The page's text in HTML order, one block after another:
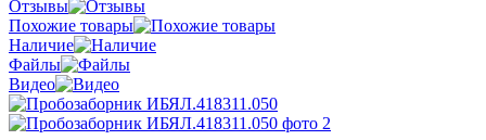
Отзывы
Похожие товары
Наличие
Файлы
Видео